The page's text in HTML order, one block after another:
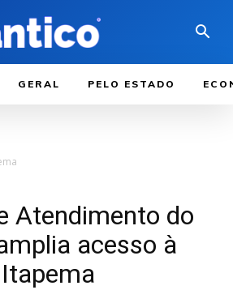
GERAL PELO ESTADO
Atendimento do
acesso à